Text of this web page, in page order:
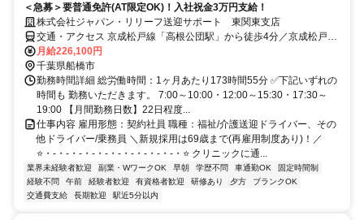
＜急募＞要普通免許(AT限定OK)！入社祝金3万円支給！
株式会社ジャパン・リリーフ送迎サポート 東関東支店
交通・アクセス 京成松戸線「高根公団駅」から徒歩4分／京成松戸線
「高根木戸駅」から徒歩12分 ✅車通勤OK
月給226,100円
千葉県船橋市
勤務時間詳細 総労働時間：1ヶ月あたり173時間55分 ✅下記いずれの
時間も 勤務いただきます。 7:00～10:00・12:00～15:30・17:30～
19:00 【月間勤務日数】22日程度...
仕事内容 雇用形態：契約社員 職種：福祉/介護送迎ドライバー、その
他ドライバー/乗務員 ＼新規採用は69歳まで(再雇用制度あり)！／
⭐・-・-・-・-・-・-・-・-・-・-・⭐ クリニックに通...
業界未経験者歓迎 副業・WワークOK 早朝 学歴不問 車通勤OK
固定時間制
経験不問
午前 経験者歓迎 有資格者歓迎 研修あり 夕方
ブランクOK
交通費支給
長期歓迎 駅近5分以内